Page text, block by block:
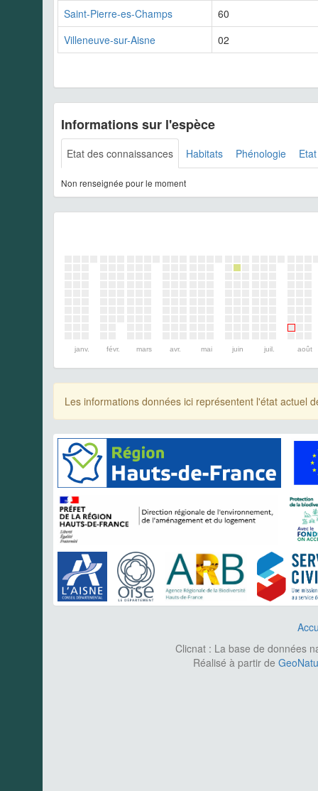
Saint-Pierre-es-Champs
60
Villeneuve-sur-Aisne
02
Informations sur l'espèce
Etat des connaissances Habitats Phénologie
Non renseignée pour le moment
janv. févr. mars avr. mai juin juil. août
Les informations données ici représentent l'état actuel
Clicnat : La base de données
Réalisé à partir de